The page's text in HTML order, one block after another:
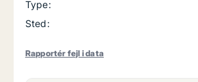
Type:
Sted:
Rapportér fejl i data